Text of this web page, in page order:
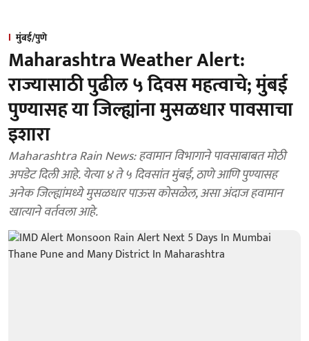
मुंबई/पुणे
Maharashtra Weather Alert:
राज्यासाठी पुढील ५ दिवस महत्वाचे; मुंबई
पुण्यासह या जिल्ह्यांना मुसळधार पावसाचा
इशारा
Maharashtra Rain News: हवामान विभागाने पावसाबाबत मोठी
अपडेट दिली आहे. येत्या ४ ते ५ दिवसांत मुंबई, ठाणे आणि पुण्यासह
अनेक जिल्ह्यांमध्ये मुसळधार पाऊस कोसळेल, असा अंदाज हवामान
खात्याने वर्तवला आहे.